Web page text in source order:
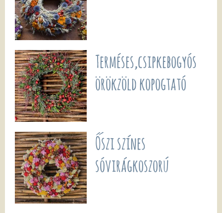
Terméses,csipkebogyós
örökzöld kopogtató
Őszi színes
sóvirágkoszorú